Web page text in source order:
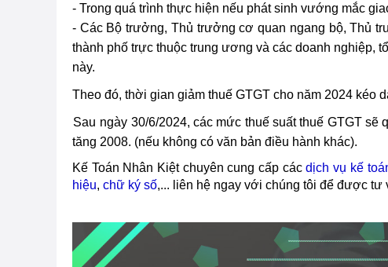
- Trong quá trình thực hiện nếu phát sinh vướng mắc
- Các Bộ trưởng, Thủ trưởng cơ quan ngang bộ, Thủ
thành phố trực thuộc trung ương và các doanh nghiệp,
này.
Theo đó, thời gian giảm thuế GTGT cho năm 2024 kéo
Sau ngày 30/6/2024, các mức thuế suất thuế GTGT
tăng 2008. (nếu không có văn bản điều hành khác).
Kế Toán Nhân Kiệt chuyên cung cấp cácdịch vụ kế
hiệu, chữ ký số,... liên hệ ngay với chúng tôi để được tư